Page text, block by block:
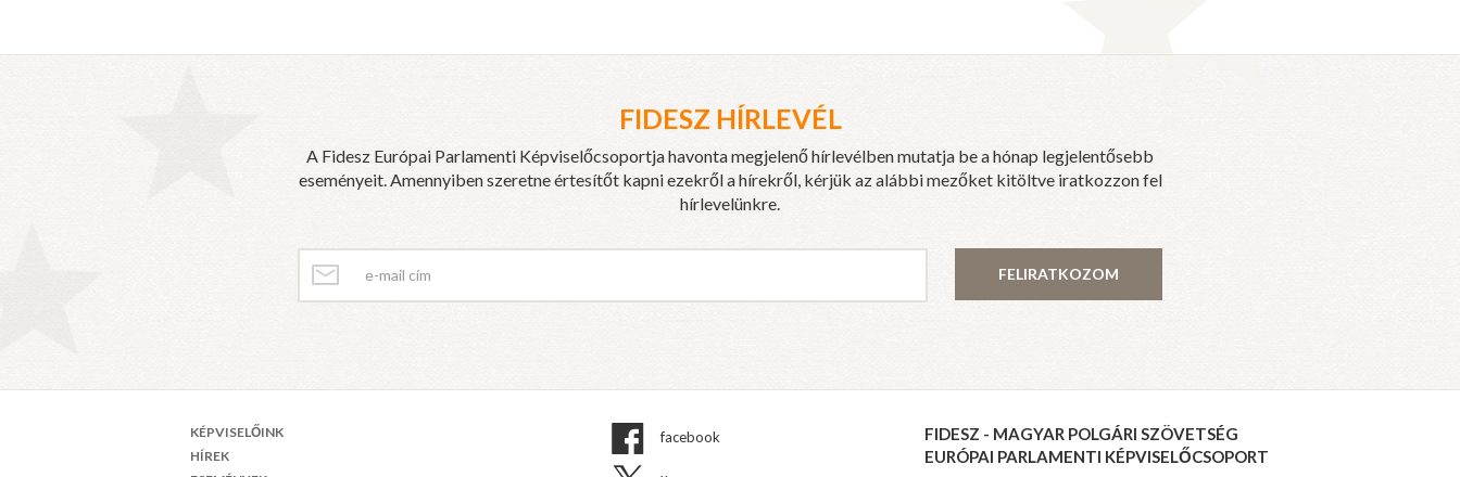
FIDESZ HÍRLEVÉL
A Fidesz Európai Parlamenti Képviselőcsoportja havonta megjelenő hírlevélben mutatja be a hónap legjelentősebb
eseményeit. Amennyiben szeretne értesítőt kapni ezekről a hírekről, kérjük az alábbi mezőket kitöltve iratkozzon fel
hírlevelünkre.
FELIRATKOZOM
KÉPVISELŐINK
HÍREK
facebook
FIDESZ - MAGYAR POLGÁRI SZÖVETSÉG
EURÓPAI PARLAMENTI KÉPVISELŐCSOPORT